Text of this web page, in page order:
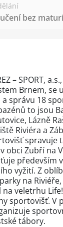
bez
– SPORT,
Brnem, se
správu 18
to jsou
Lázně
Riviéra a
spravuje
obci Zubří na
především
vyžití. Z
na
na veletrhu
sportovišť. V
tábory.